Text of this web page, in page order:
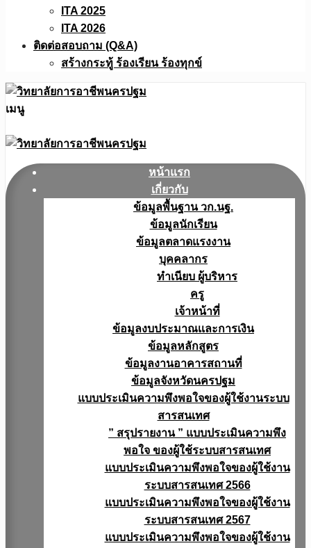
ITA 2025
ITA 2026
ติดต่อสอบถาม (Q&A)
สร้างกระทู้ ร้องเรียน ร้องทุกข์
เมนู
หน้าแรก
เกี่ยวกับ
ข้อมูลพื้นฐาน วก.นฐ.
ข้อมูลนักเรียน
ข้อมูลตลาดแรงงาน
บุคคลากร
ทำเนียบ ผู้บริหาร
ครู
เจ้าหน้าที่
ข้อมูลงบประมาณเเละการเงิน
ข้อมูลหลักสูตร
ข้อมูลงานอาคารสถานที่
ข้อมูลจังหวัดนครปฐม
แบบประเมินความพึงพอใจของผู้ใช้งานระบบ
สารสนเทศ
” สรุปรายงาน ” แบบประเมินความพึง
พอใจ ของผู้ใช้ระบบสารสนเทศ
แบบประเมินความพึงพอใจของผู้ใช้งาน
ระบบสารสนเทศ 2566
แบบประเมินความพึงพอใจของผู้ใช้งาน
ระบบสารสนเทศ 2567
แบบประเมินความพึงพอใจของผู้ใช้งาน